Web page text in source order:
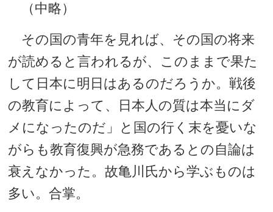
（中略）
その国の青年を見れば、その国の将来
が読めると言われるが、このままで果た
して日本に明日はあるのだろうか。戦後
の教育によって、日本人の質は本当にダ
メになったのだ」と国の行く末を憂いな
がらも教育復興が急務であるとの自論は
衰えなかった。故亀川氏から学ぶものは
多い。合掌。